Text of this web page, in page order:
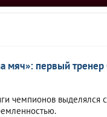
мяч»: первый тренер
чемпионов выделялся